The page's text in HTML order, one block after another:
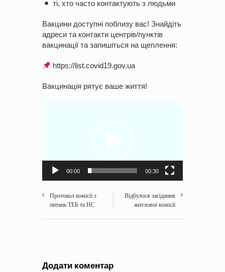
ті, хто часто контактують з людьми
Вакцини доступні поблизу вас! Знайдіть
адреси та контакти центрів/пунктів
вакцинації та запишіться на щеплення:
https://list.covid19.gov.ua
Вакцинація рятує ваше життя!
00:00 00:30
Протокол комісії з
питань ТЕБ та НС
Відбулося засідання
житлової комісії
Додати коментар